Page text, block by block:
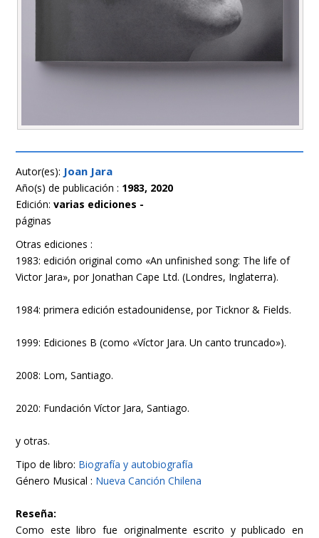
Autor(es): Joan Jara
Año(s) de publicación : 1983, 2020
Edición: varias ediciones -
páginas
Otras ediciones :
1983: edición original como «An unfinished song: The life of
Victor Jara», por Jonathan Cape Ltd. (Londres, Inglaterra).
1984: primera edición estadounidense, por Ticknor & Fields.
1999: Ediciones B (como «Víctor Jara. Un canto truncado»).
2008: Lom, Santiago.
2020: Fundación Víctor Jara, Santiago.
y otras.
Tipo de libro: Biografía y autobiografía
Género Musical : Nueva Canción Chilena
Reseña:
Como este libro fue originalmente escrito y publicado en